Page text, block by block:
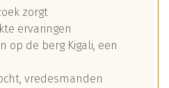
zorgt
ervaringen
op de berg Kigali, een
vredesmanden